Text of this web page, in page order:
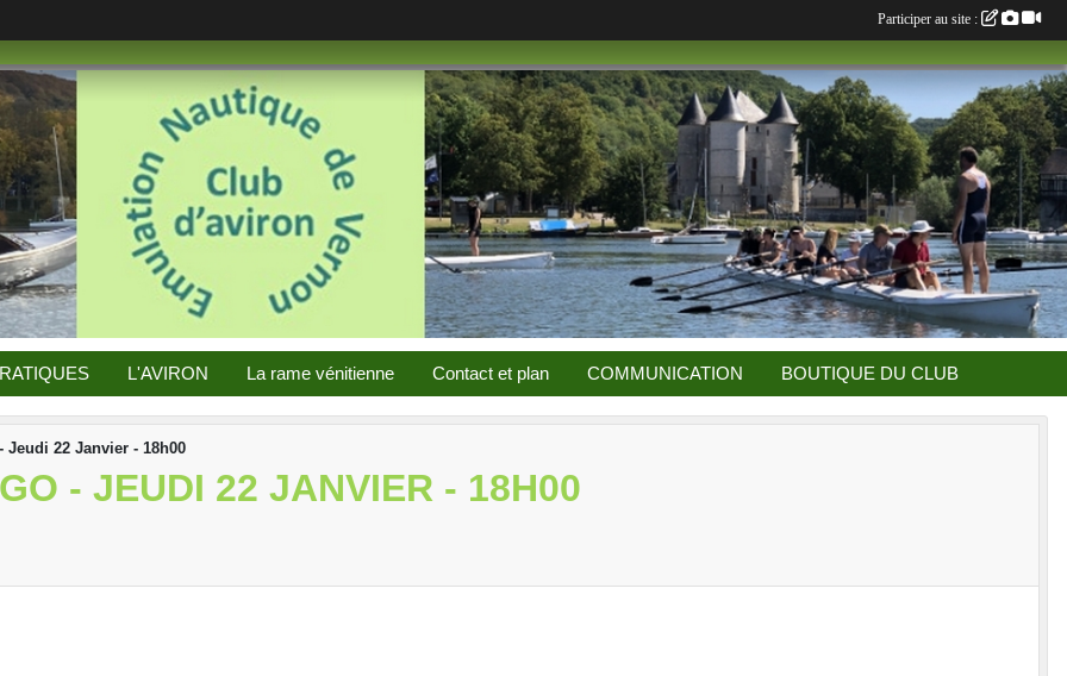
L'AVIRON La rame vénitienne Contact et plan COMMUNICATION BOUTIQUE DU CLUB
Jeudi 22 Janvier - 18h00
- JEUDI 22 JANVIER - 18H00
Participer au site :